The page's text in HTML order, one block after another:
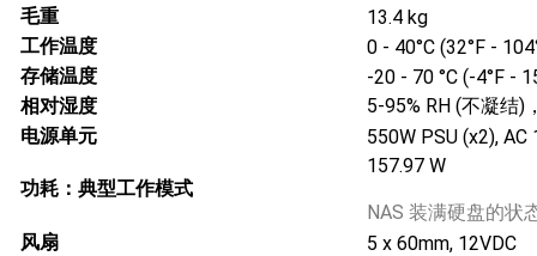
毛重
13.4 kg
工作温度
0 - 40°C (32°F -
存储温度
-20 - 70 °C (-4°F -
相对湿度
5-95% RH (不凝结)
电源单元
550W PSU (x2), AC
功耗：典型工作模式
157.97 W
NAS 装满硬盘的状
风扇
5 x 60mm, 12VDC